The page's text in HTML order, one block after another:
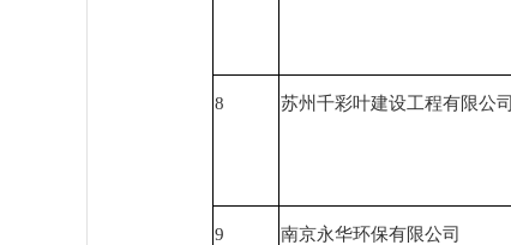
8 苏州千彩叶建设工程有限公司
9 南京永华环保有限公司